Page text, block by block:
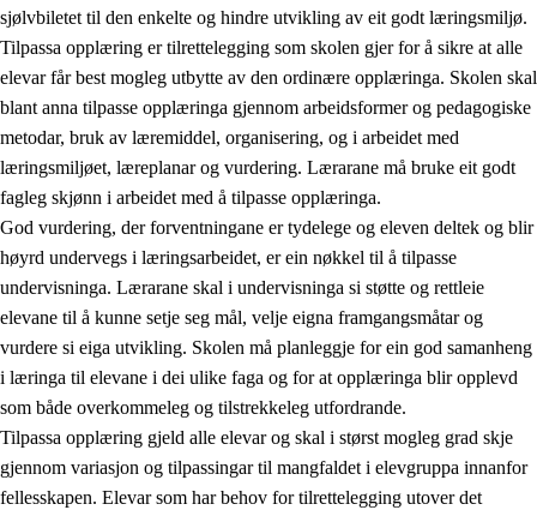
sjølvbiletet til den enkelte og hindre utvikling av eit godt læringsmiljø.
Tilpassa opplæring er tilrettelegging som skolen gjer for å sikre at alle
elevar får best mogleg utbytte av den ordinære opplæringa. Skolen skal
blant anna tilpasse opplæringa gjennom arbeidsformer og pedagogiske
metodar, bruk av læremiddel, organisering, og i arbeidet med
læringsmiljøet, læreplanar og vurdering. Lærarane må bruke eit godt
fagleg skjønn i arbeidet med å tilpasse opplæringa.
God vurdering, der forventningane er tydelege og eleven deltek og blir
høyrd undervegs i læringsarbeidet, er ein nøkkel til å tilpasse
undervisninga. Lærarane skal i undervisninga si støtte og rettleie
elevane til å kunne setje seg mål, velje eigna framgangsmåtar og
vurdere si eiga utvikling. Skolen må planleggje for ein god samanheng
i læringa til elevane i dei ulike faga og for at opplæringa blir opplevd
som både overkommeleg og tilstrekkeleg utfordrande.
Tilpassa opplæring gjeld alle elevar og skal i størst mogleg grad skje
gjennom variasjon og tilpassingar til mangfaldet i elevgruppa innanfor
fellesskapen. Elevar som har behov for tilrettelegging utover det